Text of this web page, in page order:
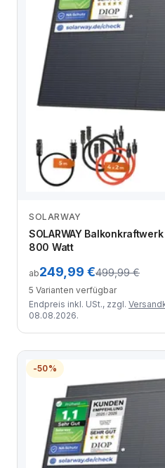
SOLARWAY
SOLARWAY
800 Watt
ab249,99 €499,99 €
5 Varianten verfügbar
Endpreis inkl. USt., zzgl.
08.08.2026.
-50%